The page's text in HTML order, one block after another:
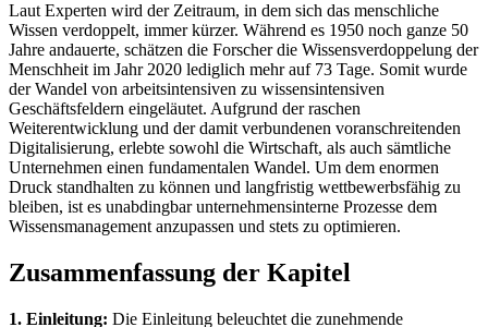
Laut Experten wird der Zeitraum, in dem sich das menschliche
Wissen verdoppelt, immer kürzer. Während es 1950 noch ganze 50
Jahre andauerte, schätzen die Forscher die Wissensverdoppelung der
Menschheit im Jahr 2020 lediglich mehr auf 73 Tage. Somit wurde
der Wandel von arbeitsintensiven zu wissensintensiven
Geschäftsfeldern eingeläutet. Aufgrund der raschen
Weiterentwicklung und der damit verbundenen voranschreitenden
Digitalisierung, erlebte sowohl die Wirtschaft, als auch sämtliche
Unternehmen einen fundamentalen Wandel. Um dem enormen
Druck standhalten zu können und langfristig wettbewerbsfähig zu
bleiben, ist es unabdingbar unternehmensinterne Prozesse dem
Wissensmanagement anzupassen und stets zu optimieren.
Zusammenfassung der Kapitel
1. Einleitung: Die Einleitung beleuchtet die zunehmende